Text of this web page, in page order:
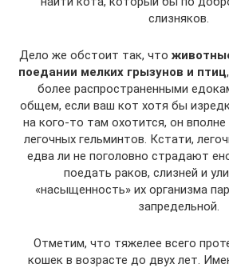
слизняков.
Дело же обстоит так, что
поедании мелких грызунов и птиц
более распространенными
общем, если ваш кот хотя бы
на кого-то там охотится, он
легочных гельминтов. Кстати,
едва ли не поголовно страдают
поедать раков, слизней и
«насыщенность» их организма
запредельной.
Отметим, что тяжелее всего
кошек в возрасте до двух лет.